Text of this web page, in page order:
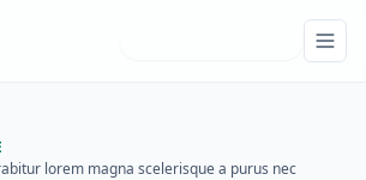
lorem magna scelerisque a purus nec